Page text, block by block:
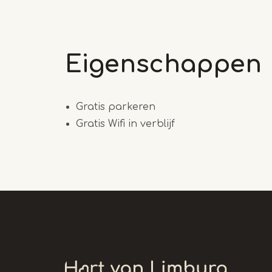
Eigenschappen
Gratis parkeren
Gratis Wifi in verblijf